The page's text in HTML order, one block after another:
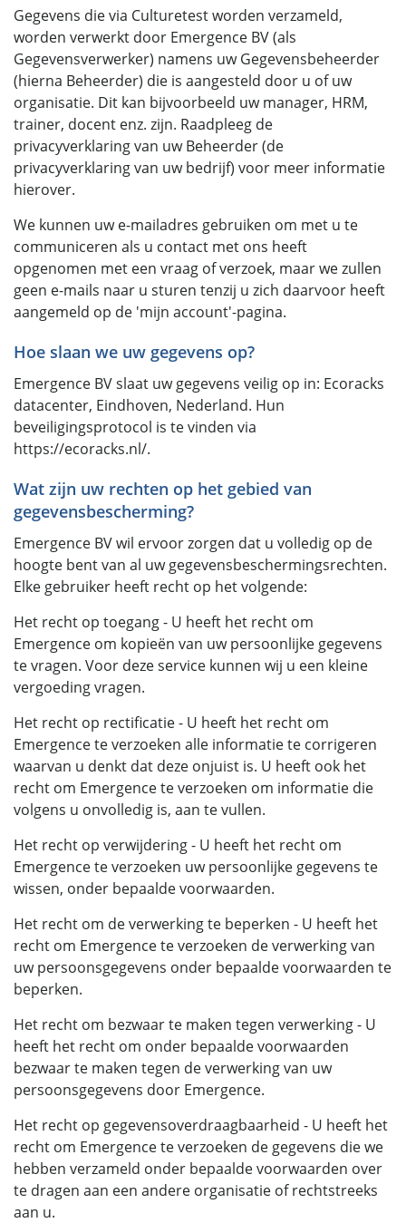
Gegevens die via Culturetest worden verzameld,
worden verwerkt door Emergence BV (als
Gegevensverwerker) namens uw Gegevensbeheerder
(hierna Beheerder) die is aangesteld door u of uw
organisatie. Dit kan bijvoorbeeld uw manager, HRM,
trainer, docent enz. zijn. Raadpleeg de
privacyverklaring van uw Beheerder (de
privacyverklaring van uw bedrijf) voor meer informatie
hierover.
We kunnen uw e-mailadres gebruiken om met u te
communiceren als u contact met ons heeft
opgenomen met een vraag of verzoek, maar we zullen
geen e-mails naar u sturen tenzij u zich daarvoor heeft
aangemeld op de 'mijn account'-pagina.
Hoe slaan we uw gegevens op?
Emergence BV slaat uw gegevens veilig op in: Ecoracks
datacenter, Eindhoven, Nederland. Hun
beveiligingsprotocol is te vinden via
https://ecoracks.nl/.
Wat zijn uw rechten op het gebied van
gegevensbescherming?
Emergence BV wil ervoor zorgen dat u volledig op de
hoogte bent van al uw gegevensbeschermingsrechten.
Elke gebruiker heeft recht op het volgende:
Het recht op toegang - U heeft het recht om
Emergence om kopieën van uw persoonlijke gegevens
te vragen. Voor deze service kunnen wij u een kleine
vergoeding vragen.
Het recht op rectificatie - U heeft het recht om
Emergence te verzoeken alle informatie te corrigeren
waarvan u denkt dat deze onjuist is. U heeft ook het
recht om Emergence te verzoeken om informatie die
volgens u onvolledig is, aan te vullen.
Het recht op verwijdering - U heeft het recht om
Emergence te verzoeken uw persoonlijke gegevens te
wissen, onder bepaalde voorwaarden.
Het recht om de verwerking te beperken - U heeft het
recht om Emergence te verzoeken de verwerking van
uw persoonsgegevens onder bepaalde voorwaarden te
beperken.
Het recht om bezwaar te maken tegen verwerking - U
heeft het recht om onder bepaalde voorwaarden
bezwaar te maken tegen de verwerking van uw
persoonsgegevens door Emergence.
Het recht op gegevensoverdraagbaarheid - U heeft het
recht om Emergence te verzoeken de gegevens die we
hebben verzameld onder bepaalde voorwaarden over
te dragen aan een andere organisatie of rechtstreeks
aan u.